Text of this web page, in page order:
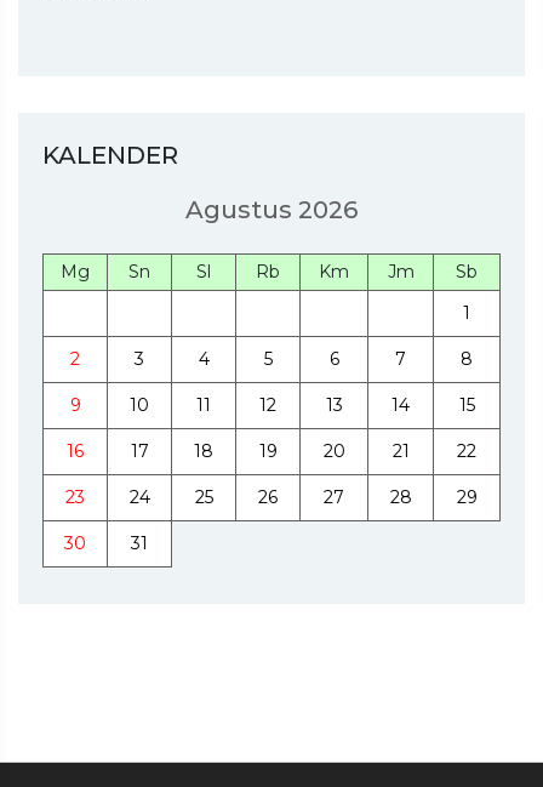
KALENDER
Agustus 2026
Mg Sn Sl Rb Km Jm
Sb
1
2 3 4 5 6 7 8
9 10 11 12 13 14 15
16 17 18 19 20 21 22
23 24 25 26 27 28 29
30 31